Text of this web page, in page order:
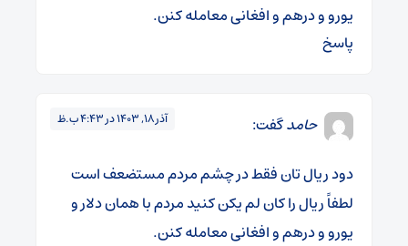
یورو و درهم و افغانی معامله کنن.
پاسخ
حامدگفت: آذر 18, 1403 در 4:43 ب.ظ
دود ریال تان فقط در چشم مردم مستضعف است
لطفاً ریال را کان لم یکن کنید مردم با همان دلار و
یورو و درهم و افغانی معامله کنن.